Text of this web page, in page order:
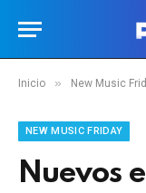
Inicio » New Music
NEW MUSIC FRIDAY
Nuevos